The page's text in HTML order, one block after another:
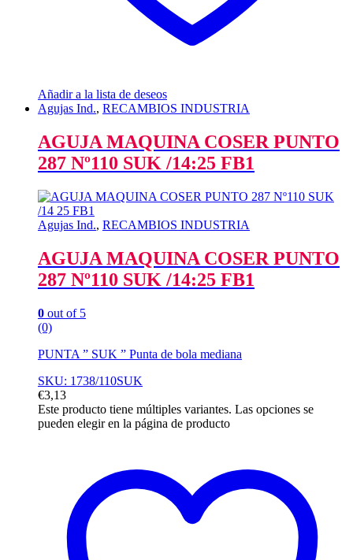
Añadir a la lista de deseos
Agujas Ind., RECAMBIOS INDUSTRIA
AGUJA MAQUINA COSER PUNTO
287 Nº110 SUK /14:25 FB1
Agujas Ind., RECAMBIOS INDUSTRIA
AGUJA MAQUINA COSER PUNTO
287 Nº110 SUK /14:25 FB1
0 out of 5
(0)
PUNTA ” SUK ” Punta de bola mediana
SKU: 1738/110SUK
€3,13
Este producto tiene múltiples variantes. Las opciones se
pueden elegir en la página de producto